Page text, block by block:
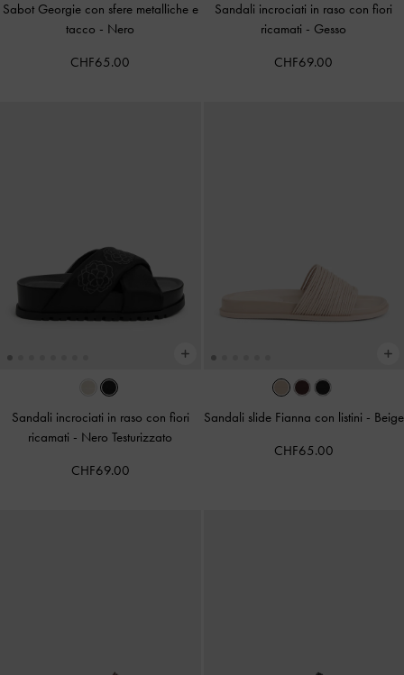
Sabot Georgie con sfere metalliche e
tacco - Nero
CHF65.00
Sandali incrociati in raso con fiori
ricamati - Gesso
CHF69.00
Sandali incrociati in raso con fiori
ricamati - Nero Testurizzato
CHF69.00
Sandali slide Fianna con listini - Beige
CHF65.00